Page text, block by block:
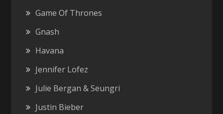
Game Of Thrones
Gnash
Havana
Jennifer Lofez
Julie Bergan & Seungri
Justin Bieber